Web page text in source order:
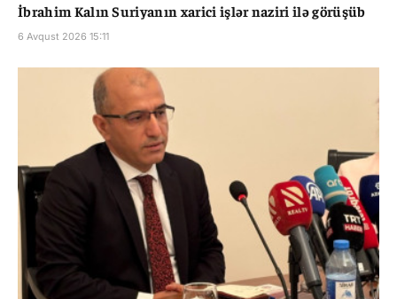
İbrahim Kalın Suriyanın xarici işlər naziri ilə görüşüb
6 Avqust 2026 15:11